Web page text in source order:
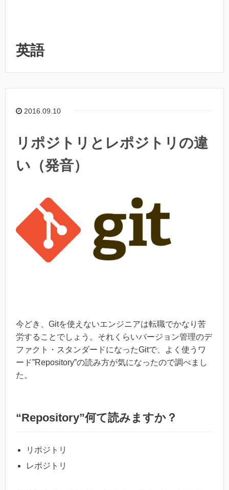
英語
2016.09.10
リポジトリとレポジトリの違
い（発音）
今どき、Gitを使えないエンジニアは転職でかなり苦
労することでしょう。それくらいバージョン管理のデ
ファクト・スタンダードになったGitで、よく使うワ
ード”Repository”の読み方が気になったので調べまし
た。
“Repository”何て読みますか？
リポジトリ
レポジトリ